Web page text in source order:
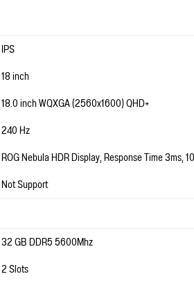
IPS
18 inch
18.0 inch WQXGA (2560x1600) QHD+
240 Hz
ROG Nebula HDR Display, Response Time 3ms,
Not Support
32 GB DDR5 5600Mhz
2 Slots